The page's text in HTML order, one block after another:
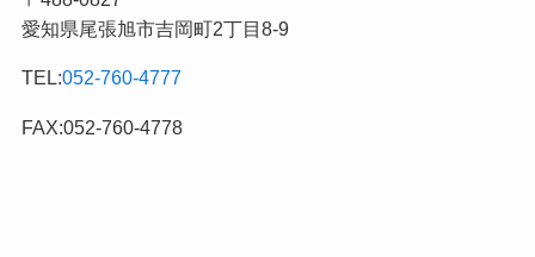
カ
ゴ
リ
愛知県尾張旭市吉岡町2丁目8-9
TEL:052-760-4777
FAX:052-760-4778